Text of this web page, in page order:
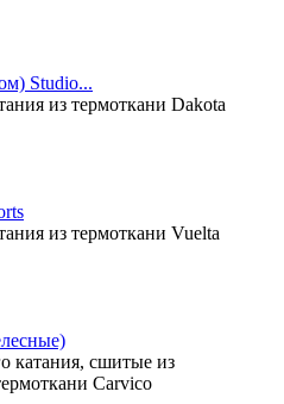
Studio...
из термоткани Dakota
из термоткани Vuelta
катания, сшитые из
Carvico